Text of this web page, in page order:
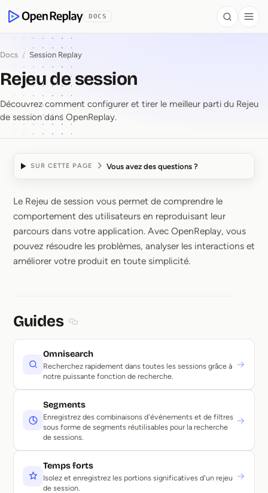
OpenReplay
DOCS Search
Docs / Session Replay
Rejeu de session
Découvrez comment configurer et tirer le meilleur parti du Rejeu
de session dans OpenReplay.
SUR CETTE PAGE Vous avez des questions ?
Rejeu de session
Le Rejeu de session vous permet de comprendre le
comportement des utilisateurs en reproduisant leur
parcours dans votre application. Avec OpenReplay, vous
pouvez résoudre les problèmes, analyser les interactions et
améliorer votre produit en toute simplicité.
Guides
Omnisearch
Recherchez rapidement dans toutes les sessions grâce à
notre puissante fonction de recherche.
→
Segments
Enregistrez des combinaisons d'événements et de filtres
sous forme de segments réutilisables pour la recherche
de sessions.
→
Temps forts
Isolez et enregistrez les portions significatives d'un rejeu
de session.
→